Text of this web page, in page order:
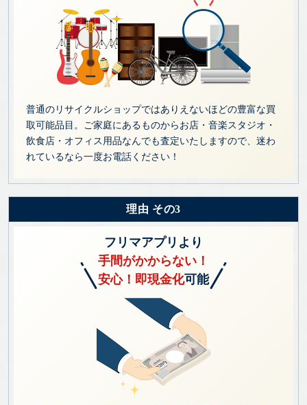
普通のリサイクルショップではありえないほどの豊富な買
取可能品目。ご家庭にあるものからお店・音楽スタジオ・
飲食店・オフィス用品なんでも査定いたしますので、迷わ
れているなら一度お電話ください！
理由 その3
フリマアプリより
手間がかからない！
安心！即現金化可能